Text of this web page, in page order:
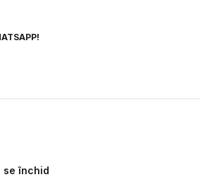
se închid